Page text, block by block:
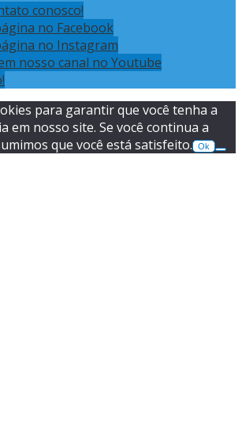
conosco!
no Facebook
no Instagram
nosso canal no Youtube
para garantir que você tenha a
em nosso site. Se você continua a
que você está satisfeito.
Ok